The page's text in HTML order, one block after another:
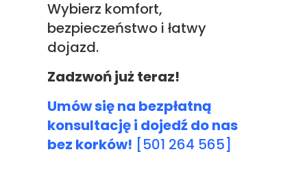
Wybierz komfort,
bezpieczeństwo i łatwy
dojazd.
Zadzwoń już teraz!
Umów się na bezpłatną
konsultację i dojedź do nas
bez korków! [501 264 565]